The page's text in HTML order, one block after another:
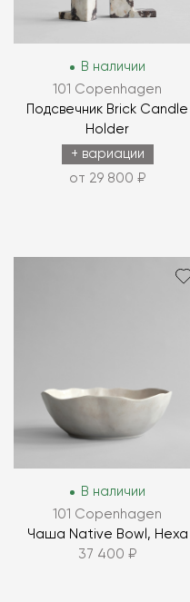
В наличии
101 Copenhagen
Подсвечник Brick Candle
Holder
+ вариации
от 29 800 ₽
В наличии
101 Copenhagen
Чаша Native Bowl, Hexa
37 400 ₽